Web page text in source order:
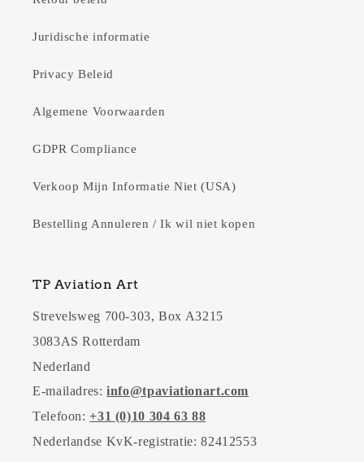
Juridische informatie
Privacy Beleid
Algemene Voorwaarden
GDPR Compliance
Verkoop Mijn Informatie Niet (USA)
Bestelling Annuleren / Ik wil niet kopen
TP Aviation Art
Strevelsweg 700-303, Box A3215
3083AS Rotterdam
Nederland
E-mailadres: info@tpaviationart.com
Telefoon:+31 (0)10 304 63 88
Nederlandse KvK-registratie: 82412553